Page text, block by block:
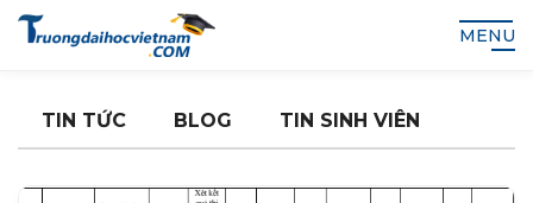
MENU
TIN TỨC BLOG TIN SINH VIÊN